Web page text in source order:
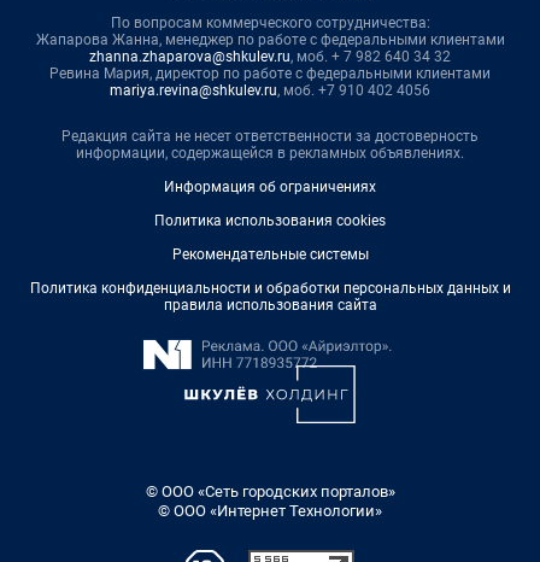
По вопросам коммерческого сотрудничества:
Жапарова Жанна, менеджер по работе с федеральными клиентами
zhanna.zhaparova@shkulev.ru, моб. + 7 982 640 34 32
Ревина Мария, директор по работе с федеральными клиентами
mariya.revina@shkulev.ru, моб. +7 910 402 4056
Редакция сайта не несет ответственности за достоверность
информации, содержащейся в рекламных объявлениях.
Информация об ограничениях
Политика использования cookies
Рекомендательные системы
Политика конфиденциальности и обработки персональных данных и
правила использования сайта
© ООО «Сеть городских порталов»
© ООО «Интернет Технологии»